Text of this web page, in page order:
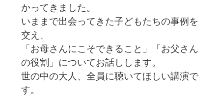
かってきました。
いままで出会ってきた子どもたちの事例を
交え、
「お母さんにこそできること」「お父さん
の役割」についてお話しします。
世の中の大人、全員に聴いてほしい講演で
す。